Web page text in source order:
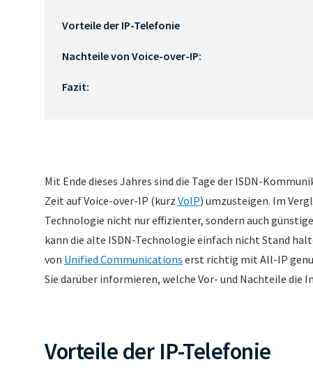
Vorteile der IP-Telefonie
Nachteile von Voice-over-IP:
Fazit:
Mit Ende dieses Jahres sind die Tage der ISDN-
Zeit auf Voice-over-IP (kurz VoIP) umzusteigen. Im
Technologie nicht nur effizienter, sondern auch
kann die alte ISDN-Technologie einfach nicht Stand
von Unified Communications erst richtig mit All-IP
Sie darüber informieren, welche Vor- und Nachteile
Vorteile der IP-Telefonie